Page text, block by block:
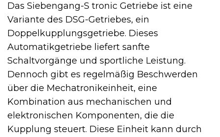
Das Siebengang-S tronic Getriebe ist eine
Variante des DSG-Getriebes, ein
Doppelkupplungsgetriebe. Dieses
Automatikgetriebe liefert sanfte
Schaltvorgänge und sportliche Leistung.
Dennoch gibt es regelmäßig Beschwerden
über die Mechatronikeinheit, eine
Kombination aus mechanischen und
elektronischen Komponenten, die die
Kupplung steuert. Diese Einheit kann durch